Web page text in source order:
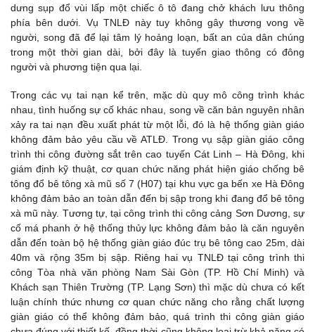
dưng sụp đổ vùi lấp một chiếc ô tô đang chở khách lưu thông
phía bên dưới. Vụ TNLĐ này tuy không gây thương vong về
người, song đã để lại tâm lý hoảng loạn, bất an của dân chúng
trong một thời gian dài, bởi đây là tuyến giao thông có đông
người và phương tiện qua lại.
Trong các vụ tai nạn kể trên, mặc dù quy mô công trình khác
nhau, tình huống sự cố khác nhau, song về căn bản nguyên nhân
xảy ra tai nạn đều xuất phát từ một lỗi, đó là hệ thống giàn giáo
không đảm bảo yêu cầu về ATLĐ. Trong vụ sập giàn giáo công
trình thi công đường sắt trên cao tuyến Cát Linh – Hà Đông, khi
giám định kỹ thuật, cơ quan chức năng phát hiện giáo chống bê
tông đổ bê tông xà mũ số 7 (H07) tại khu vực ga bến xe Hà Đông
không đảm bảo an toàn dẫn đến bị sập trong khi đang đổ bê tông
xà mũ này. Tương tự, tại công trình thi công cảng Sơn Dương, sự
cố má phanh ở hệ thống thủy lực không đảm bảo là căn nguyên
dẫn đến toàn bộ hệ thống giàn giáo đúc trụ bê tông cao 25m, dài
40m và rộng 35m bị sập. Riêng hai vụ TNLĐ tại công trình thi
công Tòa nhà văn phòng Nam Sài Gòn (TP. Hồ Chí Minh) và
Khách sạn Thiên Trường (TP. Lạng Sơn) thì mặc dù chưa có kết
luận chính thức nhưng cơ quan chức năng cho rằng chất lượng
giàn giáo có thể không đảm bảo, quá trình thi công giàn giáo